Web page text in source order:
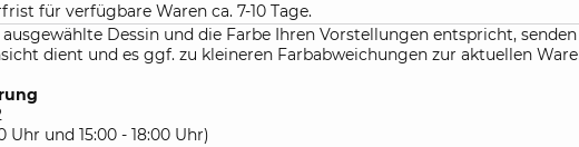
für verfügbare Waren ca. 7-10 Tage.
ausgewählte Dessin und die Farbe Ihren Vorstellungen entspricht,
dient und es ggf. zu kleineren Farbabweichungen zur aktuellen
Uhr und 15:00 - 18:00 Uhr)